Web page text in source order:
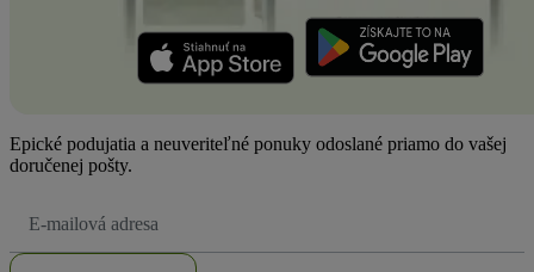
Epické podujatia a neuveriteľné ponuky odoslané priamo do vašej
doručenej pošty.
mailová